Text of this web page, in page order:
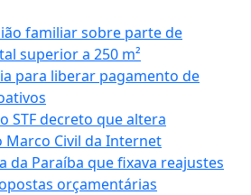
familiar sobre parte de
superior a 250 m²
para liberar pagamento de
STF decreto que altera
Civil da Internet
da Paraíba que fixava reajustes
orçamentárias